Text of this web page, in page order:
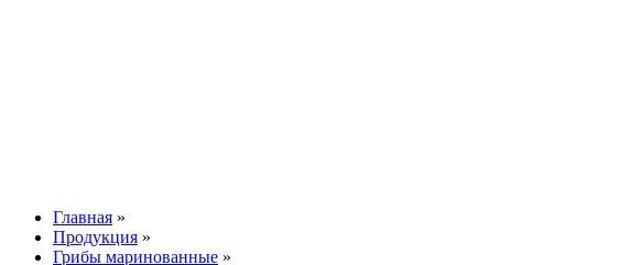
Главная »
Продукция »
Грибы маринованные »